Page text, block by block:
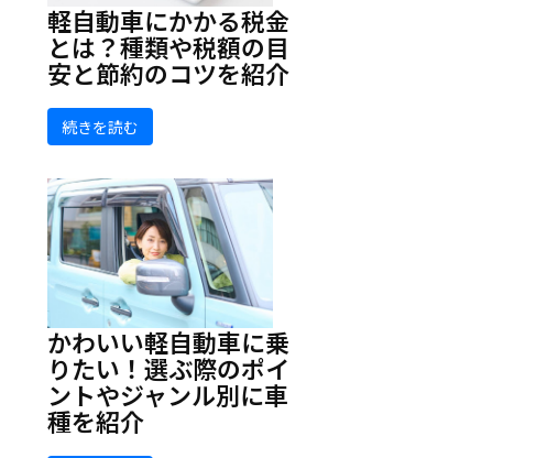
軽自動車にかかる税金
とは？種類や税額の目
安と節約のコツを紹介
続きを読む
かわいい軽自動車に乗
りたい！選ぶ際のポイ
ントやジャンル別に車
種を紹介